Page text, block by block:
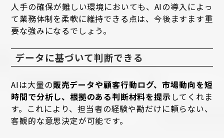
人手の確保が難しい環境においても、AIの導入によっ
て業務体制を柔軟に維持できる点は、今後ますます重
要な強みになるでしょう。
データに基づいて判断できる
AIは大量の販売データや顧客行動ログ、市場動向を短
時間で分析し、根拠のある判断材料を提示してくれま
す。これにより、担当者の経験や勘だけに頼らない、
客観的な意思決定が可能です。